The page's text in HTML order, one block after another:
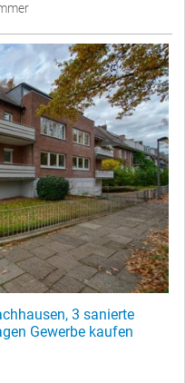
3 sanierte
Gewerbe kaufen